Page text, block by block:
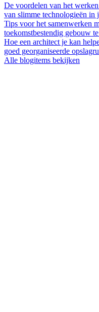
De voordelen van het
van slimme technologieën in
Tips voor het samenwerken
toekomstbestendig gebouw
Hoe een architect je kan
goed georganiseerde
Alle blogitems bekijken